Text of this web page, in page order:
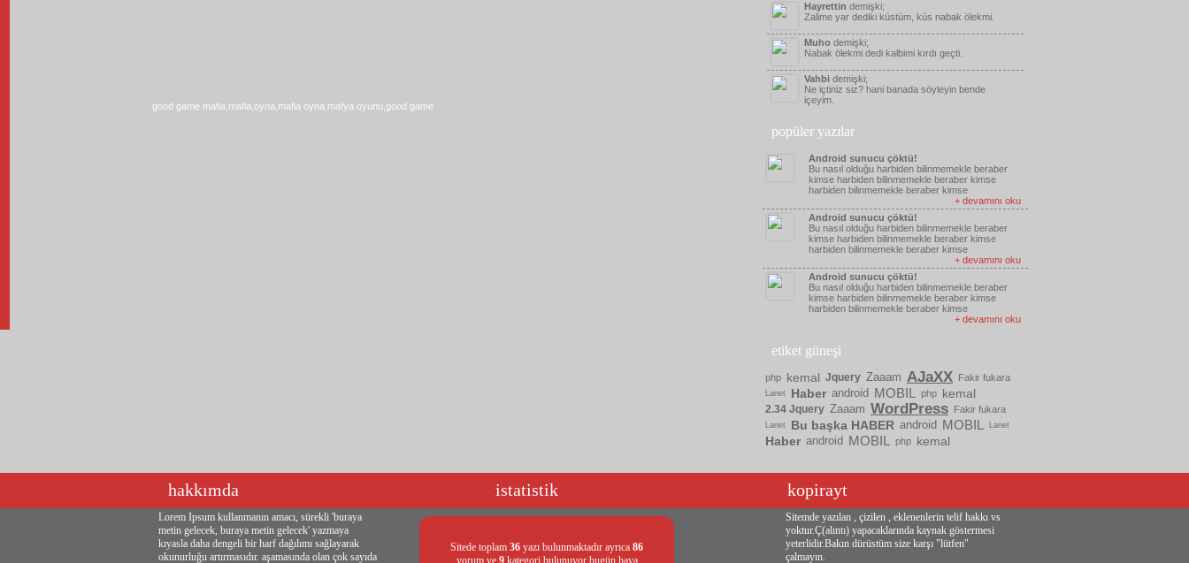
good game mafia,mafia,oyna,mafia oyna,mafya oyunu,good game
Hayrettin demişki;
Zalime yar dediki küstüm, küs nabak ölekmi.
Muho demişki;
Nabak ölekmi dedi kalbimi kırdı geçti.
Vahbi demişki;
Ne içtiniz siz? hani banada söyleyin bende
içeyim.
popüler yazılar
Android sunucu çöktü!
Bu nasıl olduğu harbiden bilinmemekle beraber
kimse harbiden bilinmemekle beraber kimse
harbiden bilinmemekle beraber kimse
+ devamını oku
Android sunucu çöktü!
Bu nasıl olduğu harbiden bilinmemekle beraber
kimse harbiden bilinmemekle beraber kimse
harbiden bilinmemekle beraber kimse
+ devamını oku
Android sunucu çöktü!
Bu nasıl olduğu harbiden bilinmemekle beraber
kimse harbiden bilinmemekle beraber kimse
harbiden bilinmemekle beraber kimse
+ devamını oku
etiket güneşi
php kemal Jquery Zaaam AJaXX Fakir fukara
Lanet Haber android MOBIL php kemal
2.34 Jquery Zaaam WordPress Fakir fukara
Lanet Bu başka HABER android MOBIL Lanet
Haber android MOBIL php kemal
hakkımda istatistik kopirayt
Lorem Ipsum kullanmanın amacı, sürekli 'buraya
metin gelecek, buraya metin gelecek' yazmaya
kıyasla daha dengeli bir harf dağılımı sağlayarak
okunurluğu artırmasıdır. aşamasında olan çok sayıda
Sitede toplam 36 yazı bulunmaktadır ayrıca 86
yorum ve 9kategori bulunuyor bugün hava
Sitemde yazılan , çizilen , eklenenlerin telif hakkı vs
yoktur.Ç(alıntı) yapacaklarında kaynak göstermesi
yeterlidir.Bakın dürüstüm size karşı "lütfen"
çalmayın.